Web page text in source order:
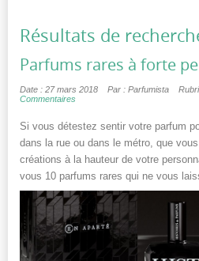
Résultats de
Parfums rares à forte
Date : 27 mars 2018 Par : Parfumista
Commentaires
Si vous détestez sentir votre parfum
dans la rue ou dans le métro, que
créations à la hauteur de votre
vous 10 parfums rares qui ne vous